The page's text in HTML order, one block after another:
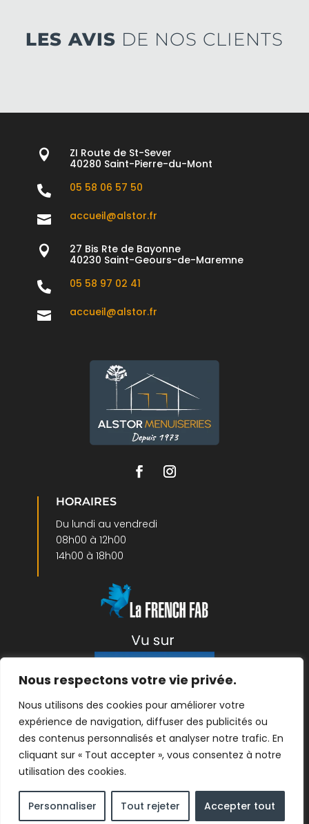
Nous respectons votre vie privée.
Nous utilisons des cookies pour améliorer votre
expérience de navigation, diffuser des publicités ou
des contenus personnalisés et analyser notre trafic. En
cliquant sur « Tout accepter », vous consentez à notre
utilisation des cookies.
Personnaliser Tout rejeter Accepter tout
LES AVIS DE NOS CLIENTS

ZI Route de St-Sever
40280 Saint-Pierre-du-Mont
 05 58 06 57 50
 accueil@alstor.fr

27 Bis Rte de Bayonne
40230 Saint-Geours-de-Maremne
 05 58 97 02 41
 accueil@alstor.fr
HORAIRES
Du lundi au vendredi
08h00 à 12h00
14h00 à 18h00
Mentions légales|Protection des données| ©
2026- créé parLinov Agence Web